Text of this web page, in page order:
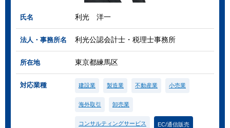
氏名 利光 洋一
法人・事務所名 利光公認会計士・税理士事務所
所在地 東京都練馬区
対応業種 建設業 製造業 不動産業 小売業
海外取引 卸売業
コンサルティングサービス EC/通信販売